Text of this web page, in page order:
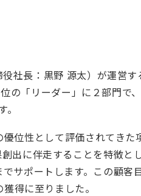
社長：黒野 源太）が運営
の「リーダー」に２部門で
位性として評価されてきた
出に伴走することを特徴と
サポートします。この顧客
得に至りました。